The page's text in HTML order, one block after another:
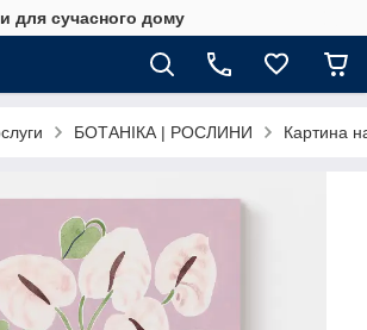
для сучасного дому
БОТАНІКА | РОСЛИНИ Картина